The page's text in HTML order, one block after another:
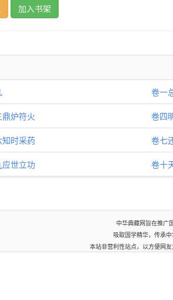
加入书架
卷一
炉符火 卷四
知时采药 卷七
应世立功 卷十
中华典藏网旨在推广
吸取国学精华，传承中
本站非营利性站点，以方便网友